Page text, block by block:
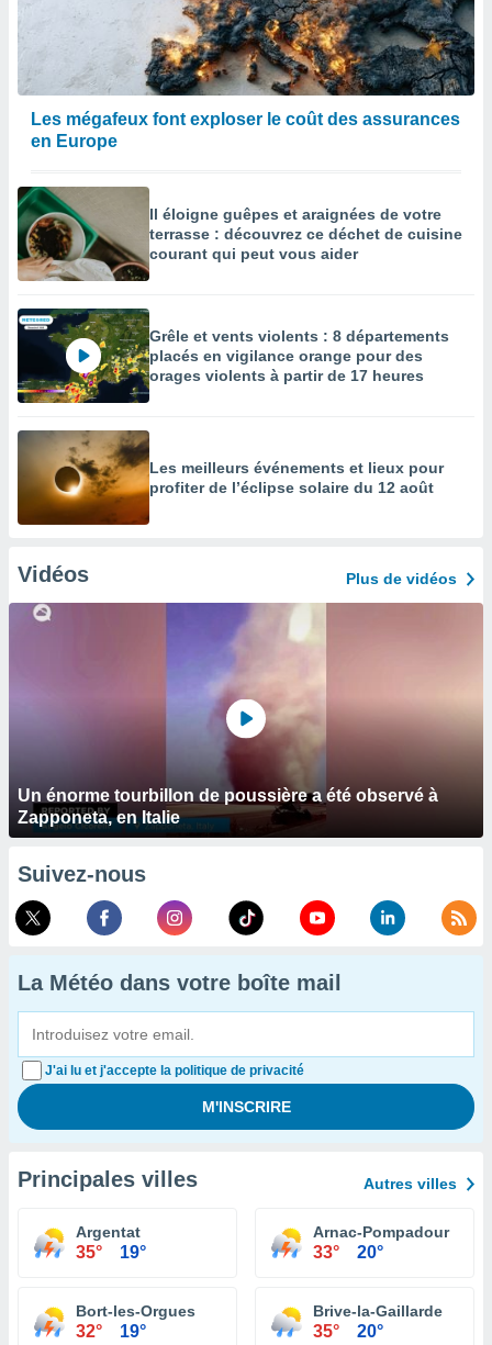
Les mégafeux font exploser le coût des assurances
en Europe
Il éloigne guêpes et araignées de votre
terrasse : découvrez ce déchet de cuisine
courant qui peut vous aider
Grêle et vents violents : 8 départements
placés en vigilance orange pour des
orages violents à partir de 17 heures
Les meilleurs événements et lieux pour
profiter de l’éclipse solaire du 12 août
Vidéos Plus de vidéos
Un énorme tourbillon de poussière a été observé à
Zapponeta, en Italie
Suivez-nous
La Météo dans votre boîte mail
J'ai lu et j'accepte la politique de privacité
Principales villes Autres villes
Argentat
35° 19°
Arnac-Pompadour
33° 20°
Bort-les-Orgues
32° 19°
Brive-la-Gaillarde
35° 20°